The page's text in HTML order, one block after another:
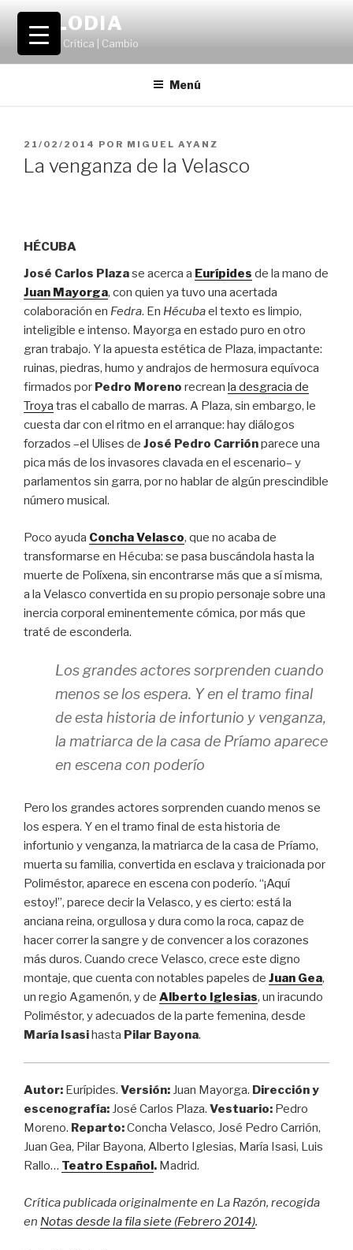
Saltar
contenido
VOLODIA
Teatro | Crítica | Cambio
Menú
PUBLICADO
EL
21/02/2014 POR MIGUEL AYANZ
La venganza de la Velasco
HÉCUBA
José Carlos Plazase acerca a Eurípides de la mano de
Juan Mayorga, con quien ya tuvo una acertada
colaboración en Fedra. En Hécubael texto es limpio,
inteligible e intenso. Mayorga en estado puro en otro
gran trabajo. Y la apuesta estética de Plaza, impactante:
ruinas, piedras, humo y andrajos de hermosura equívoca
firmados por Pedro Moreno recrean la desgracia de
Troya tras el caballo de marras. A Plaza, sin embargo, le
cuesta dar con el ritmo en el arranque: hay diálogos
forzados –el Ulises de José Pedro Carriónparece una
pica más de los invasores clavada en el escenario– y
parlamentos sin garra, por no hablar de algún prescindible
número musical.
Poco ayuda Concha Velasco, que no acaba de
transformarse en Hécuba: se pasa buscándola hasta la
muerte de Políxena, sin encontrarse más que a sí misma,
a la Velasco convertida en su propio personaje sobre una
inercia corporal eminentemente cómica, por más que
traté de esconderla.
Los grandes actores sorprenden cuando
menos se los espera. Y en el tramo final
de esta historia de infortunio y venganza,
la matriarca de la casa de Príamo aparece
en escena con poderío
Pero los grandes actores sorprenden cuando menos se
los espera. Y en el tramo final de esta historia de
infortunio y venganza, la matriarca de la casa de Príamo,
muerta su familia, convertida en esclava y traicionada por
Poliméstor, aparece en escena con poderío. “¡Aquí
estoy!”, parece decir la Velasco, y es cierto: está la
anciana reina, orgullosa y dura como la roca, capaz de
hacer correr la sangre y de convencer a los corazones
más duros. Cuando crece Velasco, crece este digno
montaje, que cuenta con notables papeles de Juan Gea,
un regio Agamenón, y de Alberto Iglesias, un iracundo
Poliméstor, y adecuados de la parte femenina, desde
María Isasihasta Pilar Bayona.
Autor: Eurípides. Versión: Juan Mayorga. Dirección y
escenografía: José Carlos Plaza. Vestuario: Pedro
Moreno. Reparto:Concha Velasco, José Pedro Carrión,
Juan Gea, Pilar Bayona, Alberto Iglesias, María Isasi, Luis
Rallo… Teatro Español. Madrid.
Crítica publicada originalmente en La Razón, recogida
en Notas desde la fila siete (Febrero 2014).